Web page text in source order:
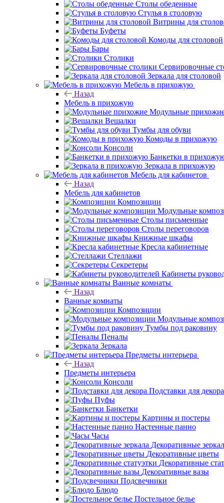
Столы обеденные
Стулья в столовую
Витрины для
Буфеты
Комоды для столовой
Бары
Столики
Сервировочные
Зеркала для столовой
Мебель в прихожую
Назад
Мебель в прихожую
Модульные
Вешалки
Тумбы для обуви
Комоды в прихожую
Консоли
Банкетки в
Зеркала в прихожую
Мебель для кабинетов
Назад
Мебель для кабинетов
Композиции
Модульные
Столы письменные
Столы переговоров
Книжные шкафы
Кресла кабинетные
Стеллажи
Секретеры
Кабинеты
Ванные комнаты
Назад
Ванные комнаты
Композиции
Модульные
Тумбы под раковину
Пеналы
Зеркала
Предметы интерьера
Назад
Предметы интерьера
Консоли
Подставки для декора
Пуфы
Банкетки
Картины и постеры
Настенные панно
Часы
Декоративные
Декоративные цветы
Декоративные
Декоративные вазы
Подсвечники
Блюдо
Постельное белье